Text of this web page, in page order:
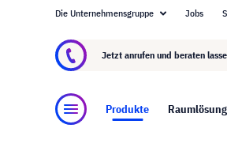
Über visunext.de
Die Unternehmensgruppe Jobs
Jetzt anrufen und beraten
Produkte